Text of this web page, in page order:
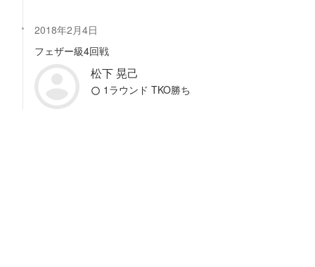
2018年2月4日
フェザー級4回戦
松下 晃己
1ラウンド TKO勝ち